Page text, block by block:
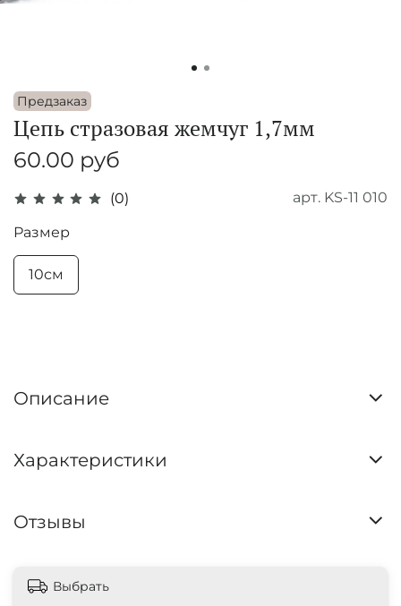
Предзаказ
(0) арт. KS-11 010
Цепь стразовая жемчуг 1,7мм
60.00 руб
Размер
10см
Описание
Характеристики
Отзывы
Выбрать